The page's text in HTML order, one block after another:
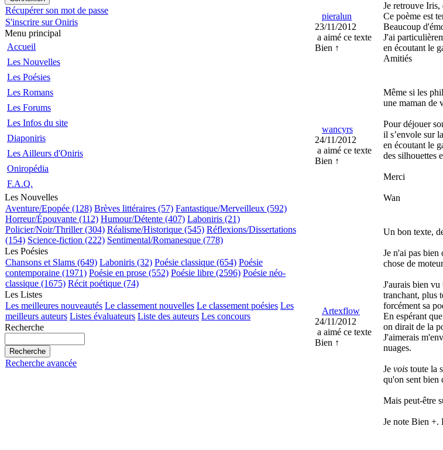
Récupérer son mot de passe
S'inscrire sur Oniris
Menu principal
Accueil
Les Nouvelles
Les Poésies
Les Romans
Les Forums
Les Infos du site
Diaponiris
Les Ailleurs d'Oniris
Oniropédia
F.A.Q.
Les Nouvelles
Aventure/Epopée (128) Brèves littéraires (57) Fantastique/Merveilleux (592)
Horreur/Épouvante (112) Humour/Détente (407) Laboniris (21)
Policier/Noir/Thriller (304) Réalisme/Historique (545) Réflexions/Dissertations
(154) Science-fiction (222) Sentimental/Romanesque (778)
Les Poésies
Chansons et Slams (649) Laboniris (32) Poésie classique (654) Poésie
contemporaine (1971) Poésie en prose (552) Poésie libre (2596) Poésie néo-
classique (1675) Récit poétique (74)
Les Listes
Les meilleures nouveautés Le classement nouvelles Le classement poésies Les
meilleurs auteurs Listes évaluateurs Liste des auteurs Les concours
Recherche
Recherche avancée
pieralun
23/11/2012
a aimé ce texte
Bien ↑
Je retrouve Iris,
Ce poème est
Beaucoup
J'ai
en écoutant le
Amitiés
wancyrs
24/11/2012
a aimé ce texte
Bien ↑
Même si les
une maman de
Pour déjouer
il s’envole sur
en écoutant le
des silhouettes
Merci
Wan
Artexflow
24/11/2012
a aimé ce texte
Bien ↑
Un bon texte,
Je n'ai pas
chose de
J'aurais bien vu
tranchant, plus
forcément sa
En espérant
on dirait de la
J'aimerais
nuages.
Je vois toute la
qu'on sent bien
Mais peut-être
Je note Bien +.